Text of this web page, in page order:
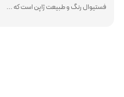
فستیوال رنگ و طبیعت ژاپن است که ...